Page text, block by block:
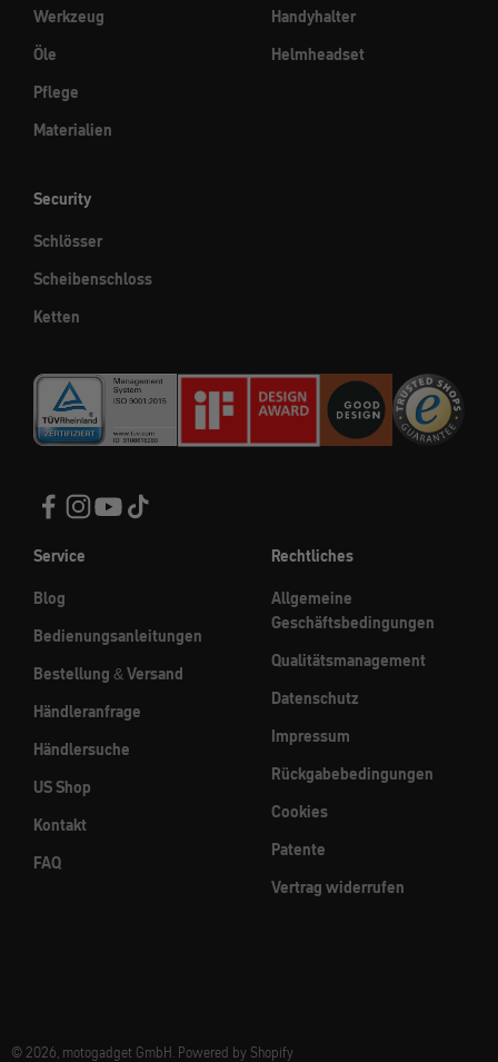
Werkzeug
Öle
Pflege
Materialien
Handyhalter
Helmheadset
Security
Schlösser
Scheibenschloss
Ketten
Service
Blog
Bedienungsanleitungen
Bestellung & Versand
Händleranfrage
Händlersuche
US Shop
Kontakt
FAQ
Rechtliches
Allgemeine
Geschäftsbedingungen
Qualitätsmanagement
Datenschutz
Impressum
Rückgabebedingungen
Cookies
Patente
Vertrag widerrufen
© 2026, motogadget GmbH. Powered by Shopify